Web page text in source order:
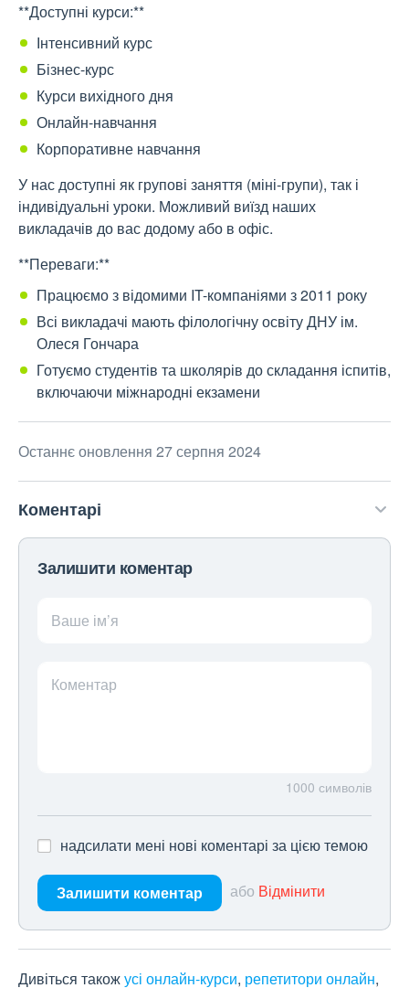
**Доступні курси:**
Інтенсивний курс
Бізнес-курс
Курси вихідного дня
Онлайн-навчання
Корпоративне навчання
У нас доступні як групові заняття (міні-групи), так і
індивідуальні уроки. Можливий виїзд наших
викладачів до вас додому або в офіс.
**Переваги:**
Працюємо з відомими IT-компаніями з 2011 року
Всі викладачі мають філологічну освіту ДНУ ім.
Олеся Гончара
Готуємо студентів та школярів до складання іспитів,
включаючи міжнародні екзамени
Останнє оновлення 27 серпня 2024
Коментарі
Залишити коментар
Ваше ім’я
Коментар
1000 символів
надсилати мені нові коментарі за цією темою
Залишити коментар або Відмінити
Дивіться такожусі онлайн-курси, репетитори онлайн,